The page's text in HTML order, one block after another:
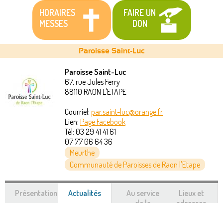
HORAIRES
MESSES
FAIRE UN
DON
Vous
êtes
Paroisse Saint-Luc
Paroisse Saint-Luc
67, rue Jules Ferry
88110 RAON L'ETAPE
Courriel: par.saint-luc@orange.fr
Lien: Page Facebook
Tél: 03 29 41 41 61
07 77 06 64 36
Meurthe
Communauté de Paroisses de Raon l'Etape
Présentation Actualités
Au service
Lieux et